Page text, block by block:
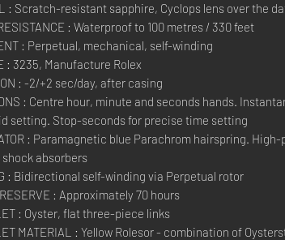
: Scratch-resistant sapphire, Cyclops lens over the
: Waterproof to 100 metres / 330 feet
: Perpetual, mechanical, self-winding
: 3235, Manufacture Rolex
: -2/+2 sec/day, after casing
: Centre hour, minute and seconds hands.
setting. Stop-seconds for precise time setting
: Paramagnetic blue Parachrom hairspring.
absorbers
: Bidirectional self-winding via Perpetual rotor
: Approximately 70 hours
: Oyster, flat three-piece links
MATERIAL : Yellow Rolesor - combination of